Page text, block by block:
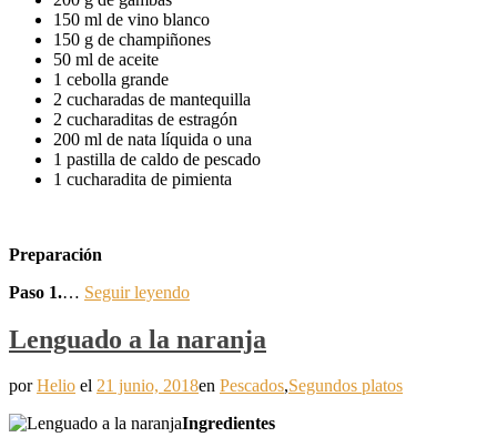
150 ml de vino blanco
150 g de champiñones
50 ml de aceite
1 cebolla grande
2 cucharadas de mantequilla
2 cucharaditas de estragón
200 ml de nata líquida o una
1 pastilla de caldo de pescado
1 cucharadita de pimienta
Preparación
Paso 1.… Seguir leyendo
Lenguado a la naranja
porHelio el 21 junio, 2018en Pescados,Segundos platos
Ingredientes